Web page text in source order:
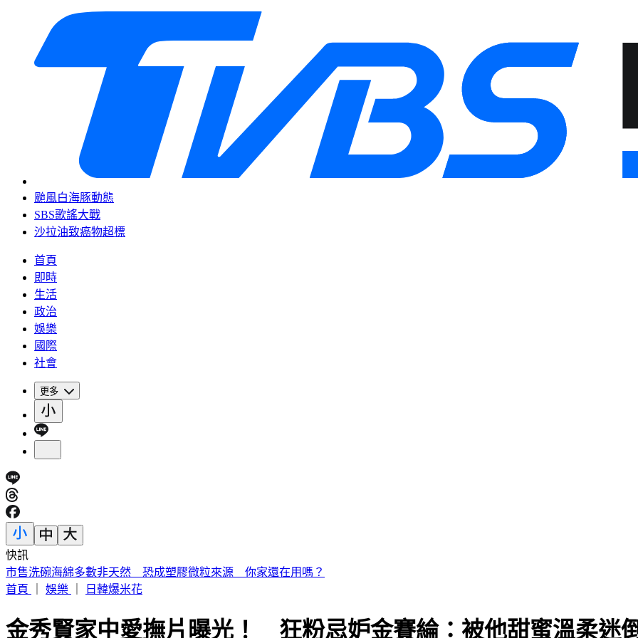
颱風白海豚動態
SBS歌謠大戰
沙拉油致癌物超標
首頁
即時
生活
政治
娛樂
國際
社會
更多
快訊
《夏日活動》花蓮FUN暑假 即將成真火舞秀 加碼重現
首頁
娛樂 日韓爆米花
金秀賢家中愛撫片曝光！ 狂粉忌妒金賽綸：被他甜蜜溫柔迷